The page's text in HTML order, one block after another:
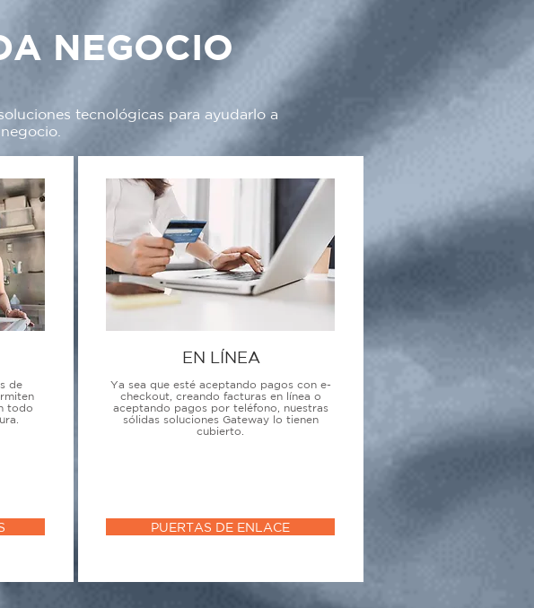
NEGOCIO
tecnológicas para ayudarlo a
de
todo
EN LÍNEA
Ya sea que esté aceptando pagos con e-
checkout, creando facturas en línea o
aceptando pagos por teléfono, nuestras
sólidas soluciones Gateway lo tienen
cubierto.
PUERTAS DE ENLACE